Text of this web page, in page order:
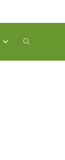
TOGGLE